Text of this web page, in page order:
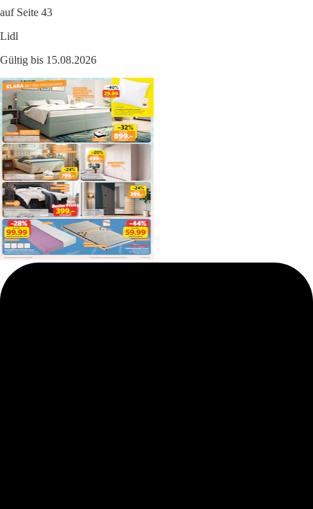
auf Seite 43
Lidl
Gültig bis 15.08.2026